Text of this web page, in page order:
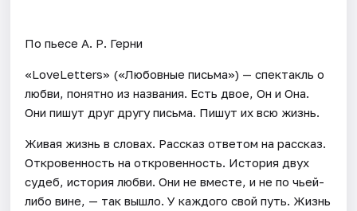
По пьесе А. Р. Герни
«LoveLetters» («Любовные письма») — спектакль о
любви, понятно из названия. Есть двое, Он и Она.
Они пишут друг другу письма. Пишут их всю жизнь.
Живая жизнь в словах. Рассказ ответом на рассказ.
Откровенность на откровенность. История двух
судеб, история любви. Они не вместе, и не по чьей-
либо вине, — так вышло. У каждого свой путь. Жизнь